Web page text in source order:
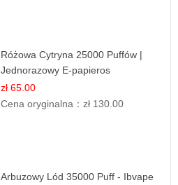
Różowa Cytryna 25000 Puffów |
Jednorazowy E-papieros
zł 65.00
Cena oryginalna：zł 130.00
Arbuzowy Lód 35000 Puff - Ibvape